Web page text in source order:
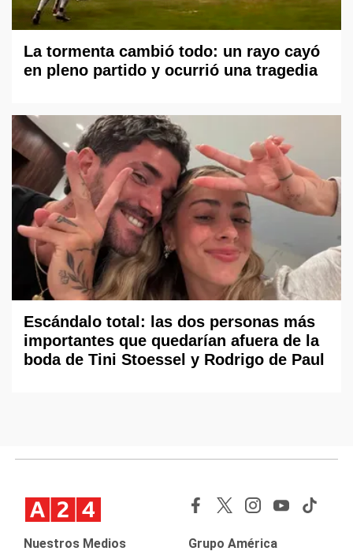
La tormenta cambió todo: un rayo cayó
en pleno partido y ocurrió una tragedia
Escándalo total: las dos personas más
importantes que quedarían afuera de la
boda de Tini Stoessel y Rodrigo de Paul
Nuestros Medios Grupo América